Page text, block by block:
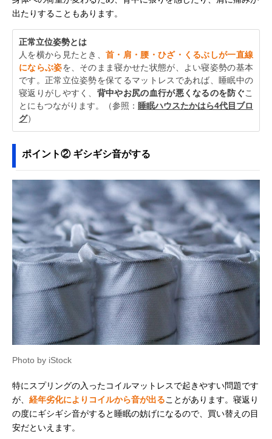
出たりすることもあります。
正常立位姿勢とは
人を横から見たとき、首・肩・腰・ひざ・くるぶしが一直線
にならぶ姿を、そのまま寝かせた状態が、よい寝姿勢の基本
です。正常立位姿勢を保てるマットレスであれば、睡眠中の
寝返りがしやすく、 背中やお尻の血行が悪くなるのを防ぐこ
とにもつながります。（参照： 睡眠ハウスたかはら4代目ブロ
グ）
ポイント② ギシギシ音がする
Photo by iStock
特にスプリングの入ったコイルマットレスで起きやすい問題です
が、 経年劣化によりコイルから音が出ることがあります。寝返り
の度にギシギシ音がすると睡眠の妨げになるので、買い替えの目
安だといえます。